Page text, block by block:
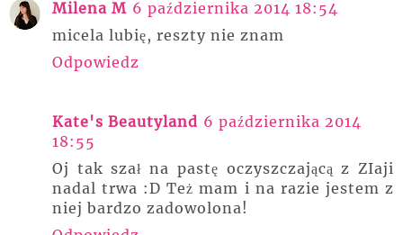
Milena M 6 października 2014 18:54
micela lubię, reszty nie znam
Odpowiedz
Kate's Beautyland 6 października 2014
18:55
Oj tak szał na pastę oczyszczającą z ZIaji
nadal trwa :D Też mam i na razie jestem z
niej bardzo zadowolona!